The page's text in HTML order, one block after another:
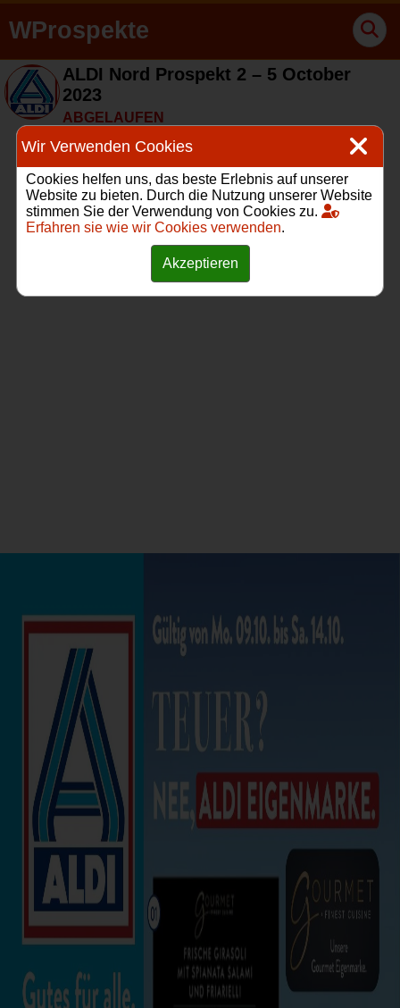
WProspekte
ALDI Nord Prospekt 2 – 5 October
2023
ABGELAUFEN
Wir Verwenden Cookies
Cookies helfen uns, das beste Erlebnis auf unserer
Website zu bieten. Durch die Nutzung unserer Website
stimmen Sie der Verwendung von Cookies zu.
Erfahren sie wie wir Cookies verwenden.
Akzeptieren